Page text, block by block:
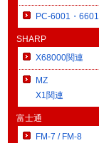
PC-6001・6601
SHARP
X68000関連
MZ
X1関連
富士通
FM-7 / FM-8